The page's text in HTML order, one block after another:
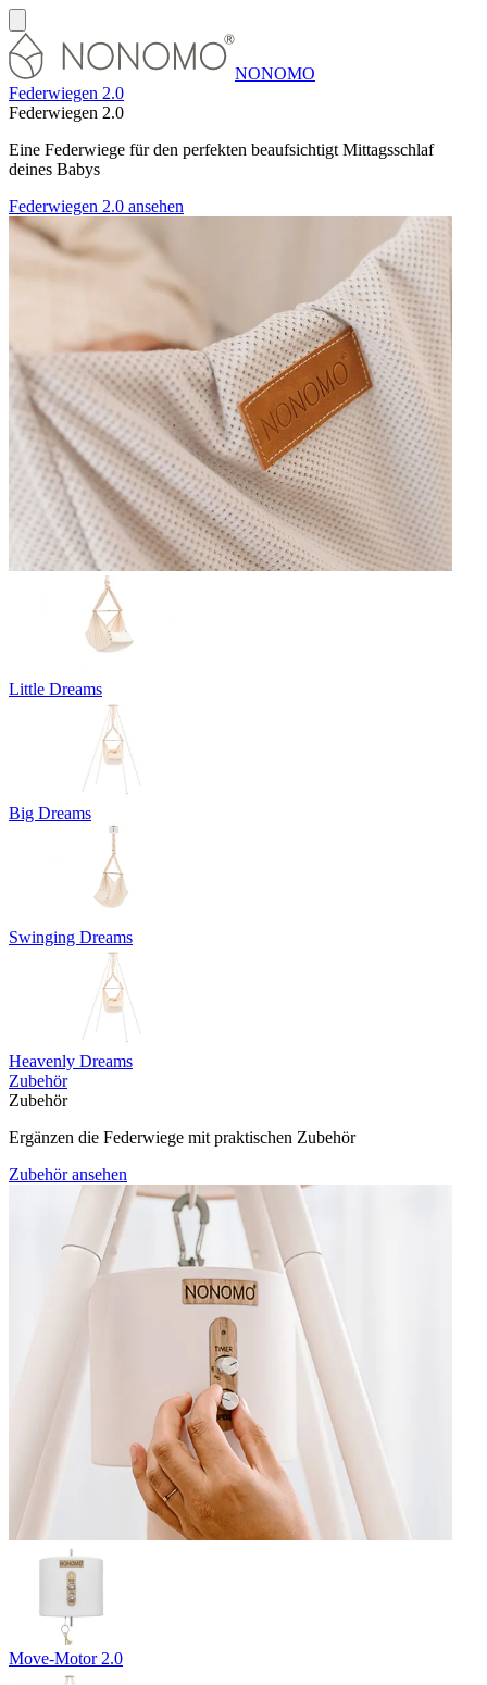
NONOMO
Federwiegen 2.0
Federwiegen 2.0
Eine Federwiege für den perfekten beaufsichtigt Mittagsschlaf
deines Babys
Federwiegen 2.0 ansehen
Little Dreams
Big Dreams
Swinging Dreams
Heavenly Dreams
Zubehör
Zubehör
Ergänzen die Federwiege mit praktischen Zubehör
Zubehör ansehen
Move-Motor 2.0